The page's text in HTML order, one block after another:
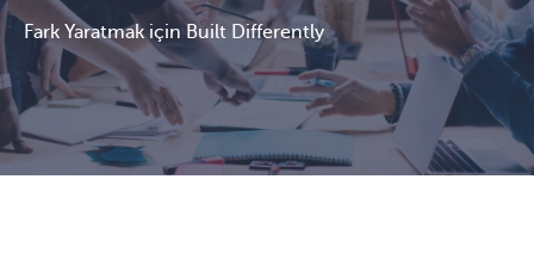
Fark Yaratmak için Built Differently